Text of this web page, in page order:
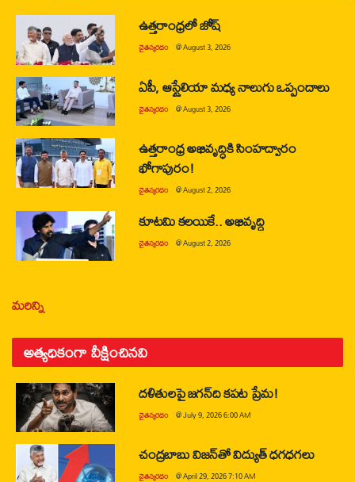
ఉత్తరాంధ్రలో జోష్
చైతన్యరధం @August 3, 2026
ఏపీ, ఆస్ట్రేలియా మధ్య నాలుగు ఒప్పందాలు
చైతన్యరధం @August 3, 2026
ఉత్తరాంధ్ర అభివృద్ధికి సింహద్వారం
భోగాపురం!
చైతన్యరధం @August 2, 2026
కూటమి కలయికే.. అభివృద్ధి
చైతన్యరధం @August 2, 2026
మరిన్ని
అత్యధికంగా వీక్షించినవి
దళితులపై జగన్‌ది కపట ప్రేమ!
చైతన్యరధం @July 9, 2026 6:00 AM
చంద్రబాబు విజన్‌తో విద్యుత్ ధగధగలు
చైతన్యరధం @April 29, 2026 7:10 AM